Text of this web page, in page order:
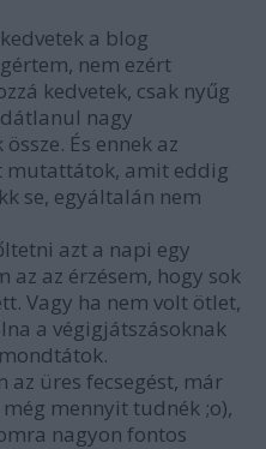
a blog
nem ezért
kedvetek, csak nyűg
nagy
És ennek az
mutattátok, amit eddig
se, egyáltalán nem
azt a napi egy
az az érzésem, hogy sok
Vagy ha nem volt ötlet,
a végigjátszásoknak
üres fecsegést, már
mennyit tudnék ;o),
nagyon fontos